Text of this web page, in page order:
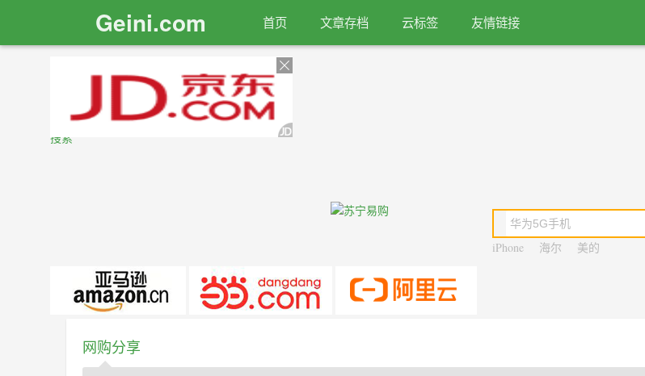
Geini.com 首页 文章存档 云标签 友情链接
搜索
iPhone 海尔 美的
网购分享